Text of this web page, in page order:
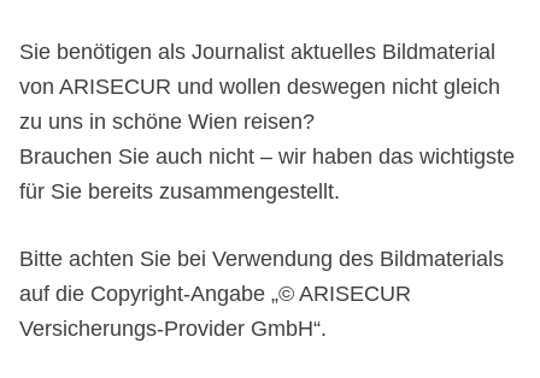
Sie benötigen als Journalist aktuelles Bildmaterial
von ARISECUR und wollen deswegen nicht gleich
zu uns in schöne Wien reisen?
Brauchen Sie auch nicht – wir haben das wichtigste
für Sie bereits zusammengestellt.
Bitte achten Sie bei Verwendung des Bildmaterials
auf die Copyright-Angabe „© ARISECUR
Versicherungs-Provider GmbH“.